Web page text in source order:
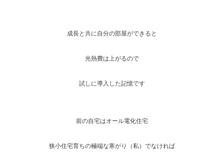
成長と共に自分の部屋ができると
光熱費は上がるので
試しに導入した記憶です
前の自宅はオール電化住宅
狭小住宅育ちの極端な寒がり（私）でなければ